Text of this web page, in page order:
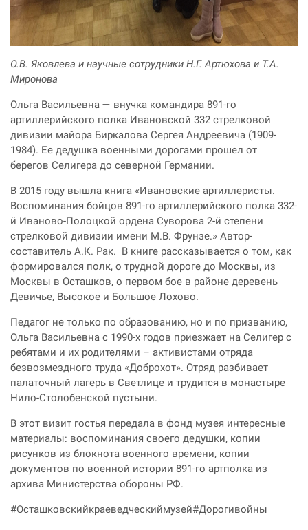
О.В. Яковлева и научные сотрудники Н.Г. Артюхова и Т.А.
Миронова
Ольга Васильевна — внучка командира 891-го
артиллерийского полка Ивановской 332 стрелковой
дивизии майора Биркалова Сергея Андреевича (1909-
1984). Ее дедушка военными дорогами прошел от
берегов Селигера до северной Германии.
В 2015 году вышла книга «Ивановские артиллеристы.
Воспоминания бойцов 891-го артиллерийского полка 332-
й Иваново-Полоцкой ордена Суворова 2-й степени
стрелковой дивизии имени М.В. Фрунзе.» Автор-
составитель А.К. Рак. В книге рассказывается о том, как
формировался полк, о трудной дороге до Москвы, из
Москвы в Осташков, о первом бое в районе деревень
Девичье, Высокое и Большое Лохово.
Педагог не только по образованию, но и по призванию,
Ольга Васильевна с 1990-х годов приезжает на Селигер с
ребятами и их родителями – активистами отряда
безвозмездного труда «Доброхот». Отряд разбивает
палаточный лагерь в Светлице и трудится в монастыре
Нило-Столобенской пустыни.
В этот визит гостья передала в фонд музея интересные
материалы: воспоминания своего дедушки, копии
рисунков из блокнота военного времени, копии
документов по военной истории 891-го артполка из
архива Министерства обороны РФ.
#Осташковскийкраеведческиймузей#Дорогивойны